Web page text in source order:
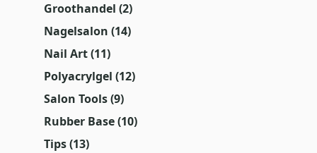
Groothandel (2)
Nagelsalon (14)
Nail Art(11)
Polyacrylgel (12)
Salon Tools(9)
Rubber Base(10)
Tips(13)